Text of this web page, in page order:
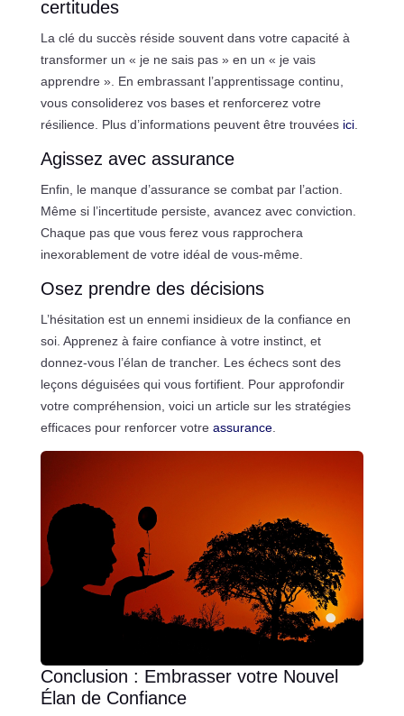
certitudes
La clé du succès réside souvent dans votre capacité à
transformer un « je ne sais pas » en un « je vais
apprendre ». En embrassant l’apprentissage continu,
vous consoliderez vos bases et renforcerez votre
résilience. Plus d’informations peuvent être trouvées ici.
Agissez avec assurance
Enfin, le manque d’assurance se combat par l’action.
Même si l’incertitude persiste, avancez avec conviction.
Chaque pas que vous ferez vous rapprochera
inexorablement de votre idéal de vous-même.
Osez prendre des décisions
L’hésitation est un ennemi insidieux de la confiance en
soi. Apprenez à faire confiance à votre instinct, et
donnez-vous l’élan de trancher. Les échecs sont des
leçons déguisées qui vous fortifient. Pour approfondir
votre compréhension, voici un article sur les stratégies
efficaces pour renforcer votre assurance.
Conclusion : Embrasser votre Nouvel
Élan de Confiance